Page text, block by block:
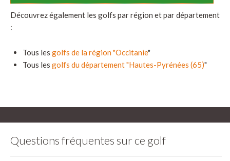
Découvrez également les golfs par région et par département
:
Tous les golfs de la région "Occitanie"
Tous les golfs du département "Hautes-Pyrénées (65)"
Questions fréquentes sur ce golf